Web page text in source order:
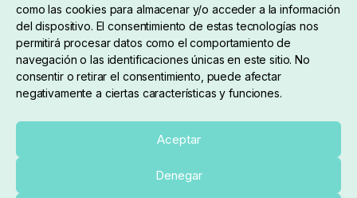
como las cookies para almacenar y/o acceder a la información
del dispositivo. El consentimiento de estas tecnologías nos
permitirá procesar datos como el comportamiento de
navegación o las identificaciones únicas en este sitio. No
consentir o retirar el consentimiento, puede afectar
negativamente a ciertas características y funciones.
Aceptar
Denegar
Sobre nosotros